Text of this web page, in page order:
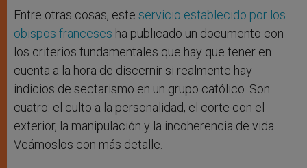
Entre otras cosas, este servicio establecido por los
obispos franceses ha publicado un documento con
los criterios fundamentales que hay que tener en
cuenta a la hora de discernir si realmente hay
indicios de sectarismo en un grupo católico. Son
cuatro: el culto a la personalidad, el corte con el
exterior, la manipulación y la incoherencia de vida.
Veámoslos con más detalle.